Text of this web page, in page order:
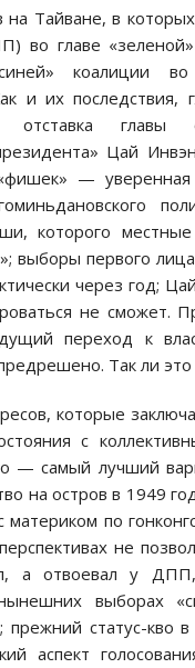
Тайване, в
во главе
коалиции
и их последствия,
главы
Цай
—
которого
выборы первого лица
через год;
не сможет.
переход к
Так ли
которые
с
— самый лучший
на остров в 1949
по
не
а отвоевал у
выборах
статус-кво
аспект